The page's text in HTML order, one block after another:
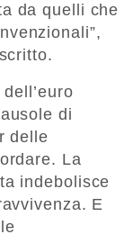
da quelli che
di
delle
La
indebolisce
E